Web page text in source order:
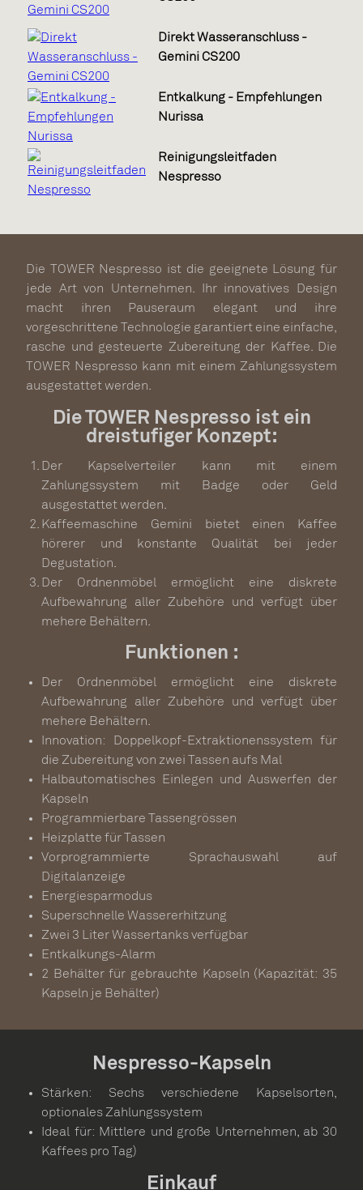
Direkt Wasseranschluss -
Gemini CS200
Entkalkung - Empfehlungen
Nurissa
Reinigungsleitfaden
Nespresso
Die TOWER Nespresso ist die geeignete Lösung für
jede Art von Unternehmen. Ihr innovatives Design
macht ihren Pauseraum elegant und ihre
vorgeschrittene Technologie garantiert eine einfache,
rasche und gesteuerte Zubereitung der Kaffee. Die
TOWER Nespresso kann mit einem Zahlungssystem
ausgestattet werden.
Die TOWER Nespresso ist ein
dreistufiger Konzept:
Der Kapselverteiler kann mit einem
Zahlungssystem mit Badge oder Geld
ausgestattet werden.
Kaffeemaschine Gemini bietet einen Kaffee
hörerer und konstante Qualität bei jeder
Degustation.
Der Ordnenmöbel ermöglicht eine diskrete
Aufbewahrung aller Zubehöre und verfügt über
mehere Behältern.
Funktionen :
Der Ordnenmöbel ermöglicht eine diskrete
Aufbewahrung aller Zubehöre und verfügt über
mehere Behältern.
Innovation: Doppelkopf-Extraktionenssystem für
die Zubereitung von zwei Tassen aufs Mal
Halbautomatisches Einlegen und Auswerfen der
Kapseln
Programmierbare Tassengrössen
Heizplatte für Tassen
Vorprogrammierte Sprachauswahl auf
Digitalanzeige
Energiesparmodus
Superschnelle Wassererhitzung
Zwei 3 Liter Wassertanks verfügbar
Entkalkungs-Alarm
2 Behälter für gebrauchte Kapseln (Kapazität: 35
Kapseln je Behälter)
Nespresso-Kapseln
Stärken: Sechs verschiedene Kapselsorten,
optionales Zahlungssystem
Ideal für: Mittlere und große Unternehmen, ab 30
Kaffees pro Tag)
Einkauf